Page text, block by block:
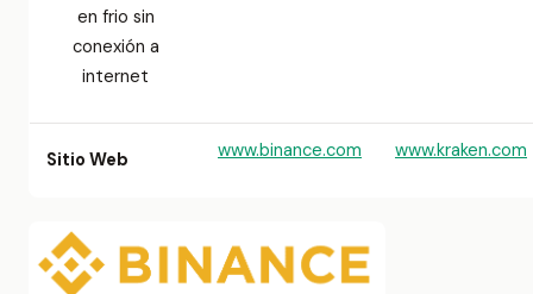
en frio sin
conexión a
internet
Sitio Web www.binance.com www.kraken.com